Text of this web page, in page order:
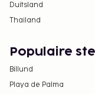
Duitsland
Thailand
Populaire
Billund
Playa de Palma